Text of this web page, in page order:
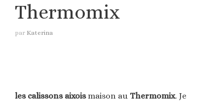
Thermomix
par Katerina
les calissons aixoismaison au Thermomix. Je